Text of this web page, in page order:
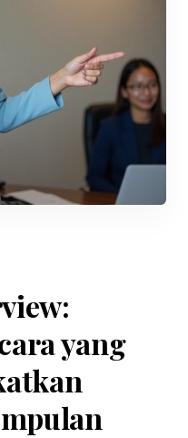
yang